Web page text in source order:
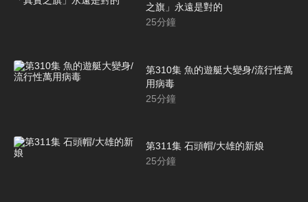
之旗」永遠是對的
25分鐘
第310集 魚的遊艇大變身/流行性萬
用病毒
25分鐘
第311集 石頭帽/大雄的新娘
25分鐘